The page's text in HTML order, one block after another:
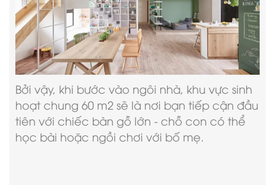
Bởi vậy, khi bước vào ngôi nhà, khu vực sinh
hoạt chung 60 m2 sẽ là nơi bạn tiếp cận đầu
tiên với chiếc bàn gỗ lớn - chỗ con có thể
học bài hoặc ngồi chơi với bố mẹ.